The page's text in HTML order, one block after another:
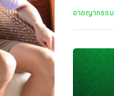
อาชญากรรม